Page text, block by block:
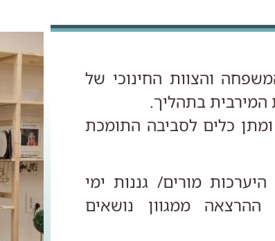
והצוות החינוכי של
בתהליך.
כלים לסביבה התומכת
מורים/ גננות ימי
ממגוון נושאים